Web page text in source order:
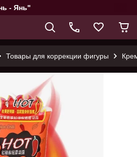
- Янь"
Товары для коррекции фигуры